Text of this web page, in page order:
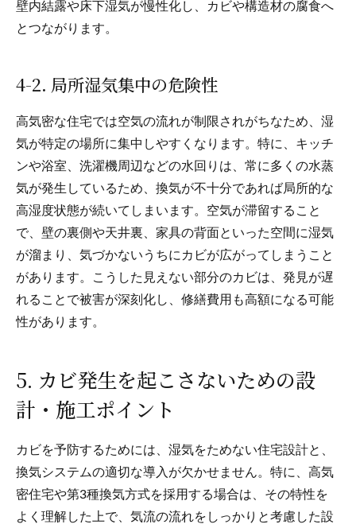
壁内結露や床下湿気が慢性化し、カビや構造材の腐食へ
とつながります。
4-2. 局所湿気集中の危険性
高気密な住宅では空気の流れが制限されがちなため、湿
気が特定の場所に集中しやすくなります。特に、キッチ
ンや浴室、洗濯機周辺などの水回りは、常に多くの水蒸
気が発生しているため、換気が不十分であれば局所的な
高湿度状態が続いてしまいます。空気が滞留すること
で、壁の裏側や天井裏、家具の背面といった空間に湿気
が溜まり、気づかないうちにカビが広がってしまうこと
があります。こうした見えない部分のカビは、発見が遅
れることで被害が深刻化し、修繕費用も高額になる可能
性があります。
5. カビ発生を起こさないための設
計・施工ポイント
カビを予防するためには、湿気をためない住宅設計と、
換気システムの適切な導入が欠かせません。特に、高気
密住宅や第3種換気方式を採用する場合は、その特性を
よく理解した上で、気流の流れをしっかりと考慮した設